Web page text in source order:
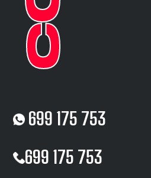
699 175 753
699 175 753